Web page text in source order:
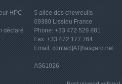
HPC
déclaré
5 allée des chevreuils
69380 Lissieu France
Phone: +33 472 529 881
Fax: +33 472 177 764
Email: contact[AT]hasgard.net
AS61026